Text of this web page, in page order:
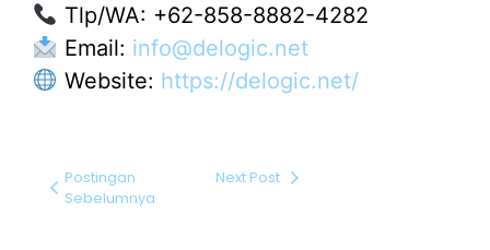
Tlp/WA: +62-858-8882-4282
Email: info@delogic.net
Website: https://delogic.net/
Postingan
Sebelumnya
Next Post